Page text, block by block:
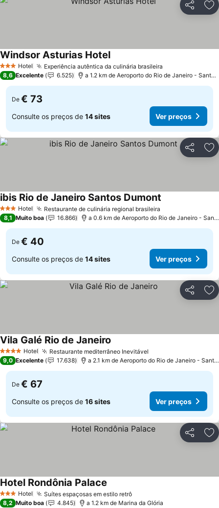
Partilhar
3 EstrelasHotel Experiência autêntica da culinária brasileira
Windsor Asturias Hotel
8,6 Excelente 6.525 a 1.2 km de Aeroporto do Rio de Janeiro - Santos Dumont
De € 73
Consulte os preços de 14 sites Ver preços
Partilhar
3 EstrelasHotel Restaurante de culinária regional brasileira
ibis Rio de Janeiro Santos Dumont
8,1 Muito boa 16.866 a 0.6 km de Aeroporto do Rio de Janeiro - Santos Dumont
De € 40
Consulte os preços de 14 sites Ver preços
Partilhar
4 EstrelasHotel Restaurante mediterrâneo Inevitável
Vila Galé Rio de Janeiro
9,0 Excelente 17.638 a 2.1 km de Aeroporto do Rio de Janeiro - Santos Dumont
De € 67
Consulte os preços de 16 sites Ver preços
Partilhar
3 EstrelasHotel Suítes espaçosas em estilo retrô
Hotel Rondônia Palace
8,2 Muito boa 4.845 a 1.2 km de Marina da Glória